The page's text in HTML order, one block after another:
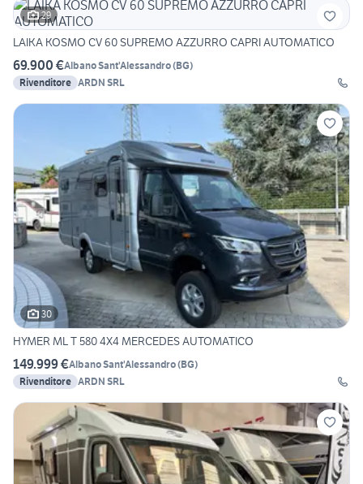
29
LAIKA KOSMO CV 60 SUPREMO AZZURRO CAPRI AUTOMATICO
69.900 €Albano Sant'Alessandro(BG)
Rivenditore ARDN SRL
30
HYMER ML T 580 4X4 MERCEDES AUTOMATICO
149.999 €Albano Sant'Alessandro(BG)
Rivenditore ARDN SRL